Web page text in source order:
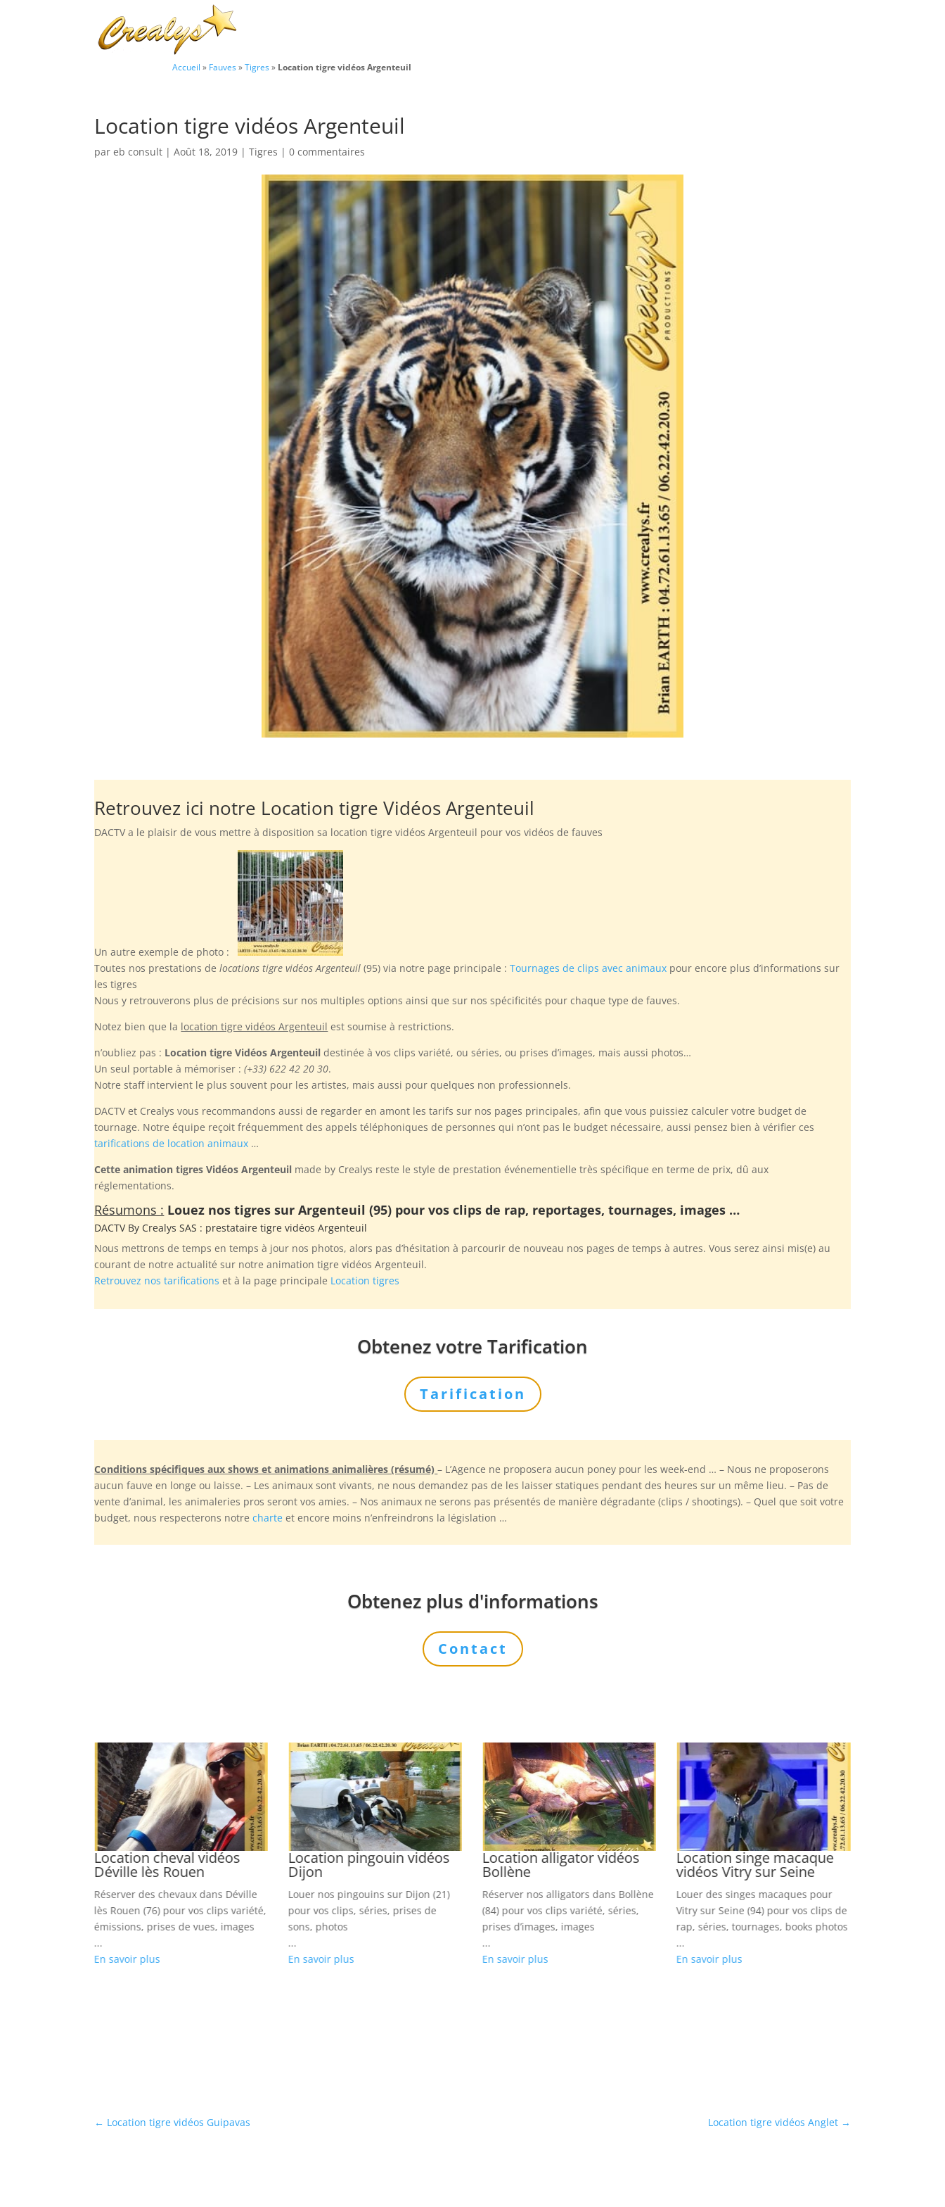
Accueil » Fauves»Tigres» Location tigre vidéos Argenteuil
Location tigre vidéos Argenteuil
pareb consult |Août 18, 2019 |Tigres |0 commentaires
Retrouvez ici notre Location tigre Vidéos Argenteuil
DACTV a le plaisir de vous mettre à disposition sa location tigre vidéos Argenteuil pour vos vidéos de fauves
Un autre exemple de photo :
Toutes nos prestations delocations tigre vidéos Argenteuil (95) via notre page principale :Tournages de clips avec animaux pour encore plus d’informations sur
les tigres
Nous y retrouverons plus de précisions sur nos multiples options ainsi que sur nos spécificités pour chaque type de fauves.
Notez bien que la location tigre vidéos Argenteuil est soumise à restrictions.
n’oubliez pas : Location tigre Vidéos Argenteuil destinée à vos clips variété, ou séries, ou prises d’images, mais aussi photos…
Un seul portable à mémoriser :(+33) 622 42 20 30.
Notre staff intervient le plus souvent pour les artistes, mais aussi pour quelques non professionnels.
DACTV et Crealys vous recommandons aussi de regarder en amont les tarifs sur nos pages principales, afin que vous puissiez calculer votre budget de
tournage. Notre équipe reçoit fréquemment des appels téléphoniques de personnes qui n’ont pas le budget nécessaire, aussi pensez bien à vérifier ces
tarifications de location animaux …
Cette animation tigres Vidéos Argenteuil made by Crealys reste le style de prestation événementielle très spécifique en terme de prix, dû aux
réglementations.
Résumons : Louez nos tigres sur Argenteuil (95) pour vos clips de rap, reportages, tournages, images …
DACTV By Crealys SAS : prestataire tigre vidéos Argenteuil
Nous mettrons de temps en temps à jour nos photos, alors pas d’hésitation à parcourir de nouveau nos pages de temps à autres. Vous serez ainsi mis(e) au
courant de notre actualité sur notre animation tigre vidéos Argenteuil.
Retrouvez nos tarifications et à la page principale Location tigres
Obtenez votre Tarification
Tarification
Conditions spécifiques aux shows et animations animalières (résumé)– L’Agence ne proposera aucun poney pour les week-end … – Nous ne proposerons
aucun fauve en longe ou laisse. – Les animaux sont vivants, ne nous demandez pas de les laisser statiques pendant des heures sur un même lieu. – Pas de
vente d’animal, les animaleries pros seront vos amies. – Nos animaux ne serons pas présentés de manière dégradante (clips / shootings). – Quel que soit votre
budget, nous respecterons notrecharte et encore moins n’enfreindrons la législation …
Obtenez plus d'informations
Contact
Location cheval vidéos
Déville lès Rouen
Réserver des chevaux dans Déville
lès Rouen (76) pour vos clips variété,
émissions, prises de vues, images
...
En savoir plus
Location pingouin vidéos
Dijon
Louer nos pingouins sur Dijon (21)
pour vos clips, séries, prises de
sons, photos
...
En savoir plus
Location alligator vidéos
Bollène
Réserver nos alligators dans Bollène
(84) pour vos clips variété, séries,
prises d’images, images
...
En savoir plus
Location singe macaque
vidéos Vitry sur Seine
Louer des singes macaques pour
Vitry sur Seine (94) pour vos clips de
rap, séries, tournages, books photos
...
En savoir plus
← Location tigre vidéos Guipavas Location tigre vidéos Anglet→